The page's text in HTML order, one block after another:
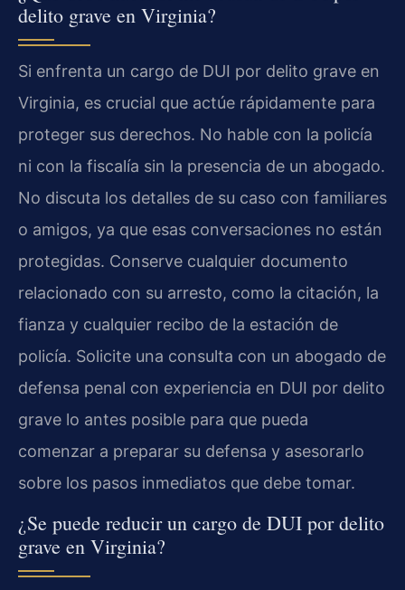
delito grave en Virginia?
Si enfrenta un cargo de DUI por delito grave en
Virginia, es crucial que actúe rápidamente para
proteger sus derechos. No hable con la policía
ni con la fiscalía sin la presencia de un abogado.
No discuta los detalles de su caso con familiares
o amigos, ya que esas conversaciones no están
protegidas. Conserve cualquier documento
relacionado con su arresto, como la citación, la
fianza y cualquier recibo de la estación de
policía. Solicite una consulta con un abogado de
defensa penal con experiencia en DUI por delito
grave lo antes posible para que pueda
comenzar a preparar su defensa y asesorarlo
sobre los pasos inmediatos que debe tomar.
¿Se puede reducir un cargo de DUI por delito
grave en Virginia?